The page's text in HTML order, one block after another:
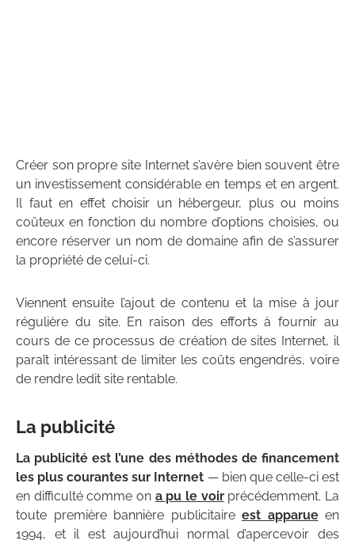
Créer son propre site Internet s’avère bien souvent être
un investissement considérable en temps et en argent.
Il faut en effet choisir un hébergeur, plus ou moins
coûteux en fonction du nombre d’options choisies, ou
encore réserver un nom de domaine afin de s’assurer
la propriété de celui-ci.
Viennent ensuite l’ajout de contenu et la mise à jour
régulière du site. En raison des efforts à fournir au
cours de ce processus de création de sites Internet, il
paraît intéressant de limiter les coûts engendrés, voire
de rendre ledit site rentable.
La publicité
La publicité est l’une des méthodes de financement
les plus courantes sur Internet — bien que celle-ci est
en difficulté comme on a pu le voirprécédemment. La
toute première bannière publicitaire est apparueen
1994, et il est aujourd’hui normal d’apercevoir des